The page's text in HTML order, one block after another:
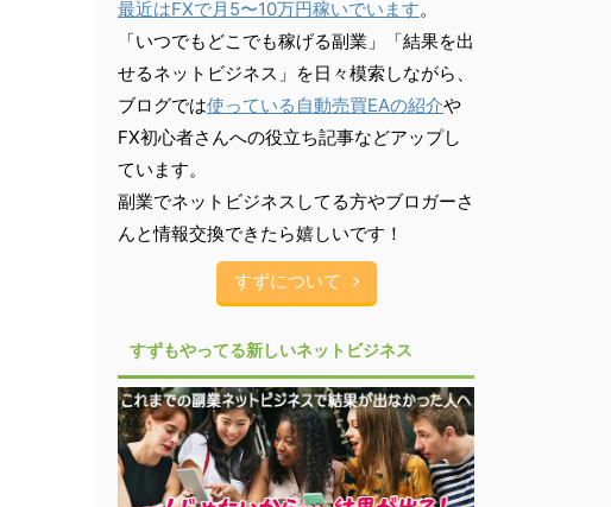
最近はFXで月5〜10万円稼いでいます。
「いつでもどこでも稼げる副業」「結果を出
せるネットビジネス」を日々模索しながら、
ブログでは使っている自動売買EAの紹介や
FX初心者さんへの役立ち記事などアップし
ています。
副業でネットビジネスしてる方やブロガーさ
んと情報交換できたら嬉しいです！
すずについて
すずもやってる新しいネットビジネス